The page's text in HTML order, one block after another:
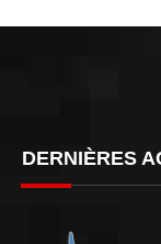
DERNIÈRES